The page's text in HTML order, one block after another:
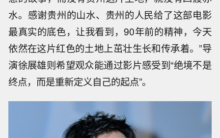
水。感谢贵州的山水、贵州的人民给了这部电影
最真实的底色，让我看到，90年前的精神，今天
依然在这片红色的土地上茁壮生长和传承着。”导
演徐展雄则希望观众能通过影片感受到“绝境不是
终点，而是重新定义自己的起点”。